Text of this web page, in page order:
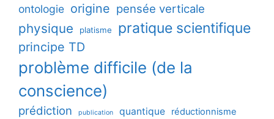
ontologie origine pensée verticale
physique platisme pratique scientifique
principe TD
problème difficile (de la
conscience)
prédiction publication quantique réductionnisme